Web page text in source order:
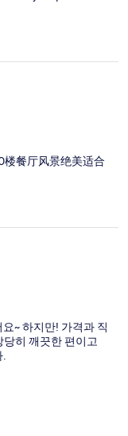
餐厅风景绝美适合
~ 하지만! 가격과 직
히 깨끗한 편이고
.